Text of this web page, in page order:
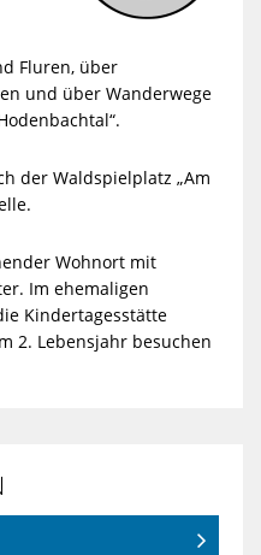
Fluren, über
und über Wanderwege
der Waldspielplatz „Am
Wohnort mit
Im ehemaligen
Kindertagesstätte
2. Lebensjahr besuchen